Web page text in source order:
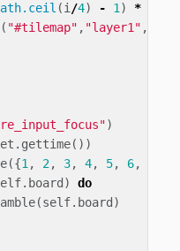
(i/4) - 1) *
( "#tilemap" , "layer1" ,
)
. gettime())
({1, 2, 3, 4, 5, 6,
. board )
do
(self. board )